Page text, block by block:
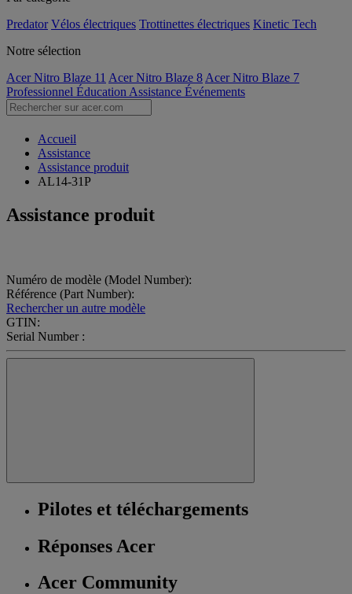
Predator Vélos électriques Trottinettes électriques Kinetic Tech
Notre sélection
Acer Nitro Blaze 11 Acer Nitro Blaze 8 Acer Nitro Blaze 7
Professionnel Éducation Assistance Événements
Accueil
Assistance
Assistance produit
AL14-31P
Assistance produit
Numéro de modèle (Model Number):
Référence (Part Number):
Rechercher un autre modèle
GTIN:
Serial Number :
Pilotes et téléchargements
Réponses Acer
Acer Community